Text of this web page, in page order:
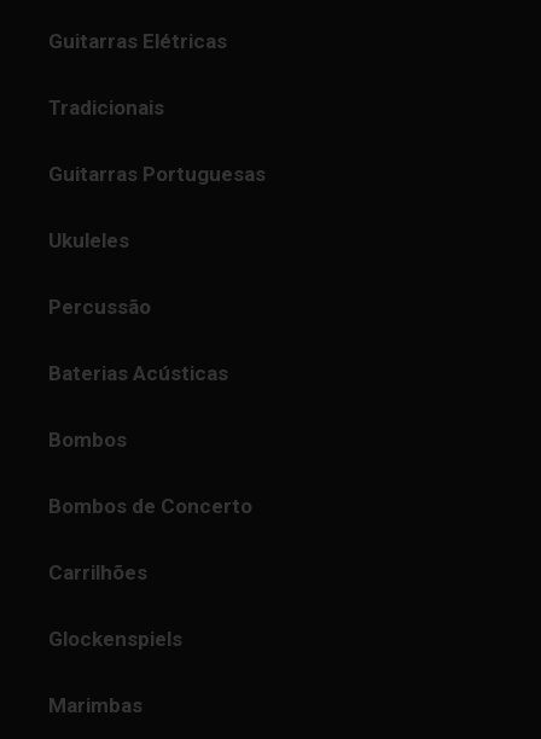
Guitarras Elétricas
Tradicionais
Guitarras Portuguesas
Ukuleles
Percussão
Baterias Acústicas
Bombos
Bombos de Concerto
Carrilhões
Glockenspiels
Marimbas